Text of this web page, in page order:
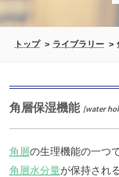
トップ ライブラリー
角層保湿機能 [water
角層の生理機能の一つ
角層水分量が保持され